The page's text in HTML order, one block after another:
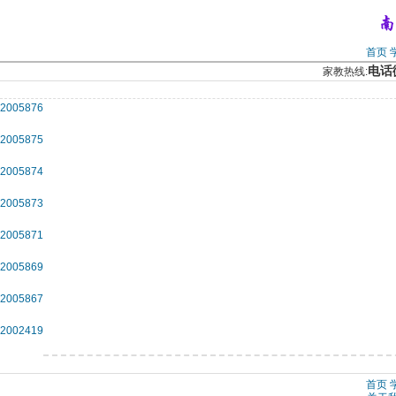
首页
家教热线:电话
2005876
2005875
2005874
2005873
2005871
2005869
2005867
2002419
首页